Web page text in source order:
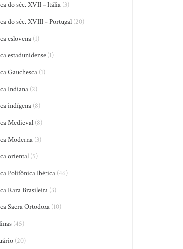
do séc. XVII – Itália (3)
do séc. XVIII – Portugal (20)
eslovena (1)
estadunidense (1)
Gauchesca (1)
Indiana (2)
indígena (8)
Medieval (8)
Moderna (3)
oriental (5)
Polifônica Ibérica (46)
Rara Brasileira (3)
Sacra Ortodoxa (10)
(45)
(20)